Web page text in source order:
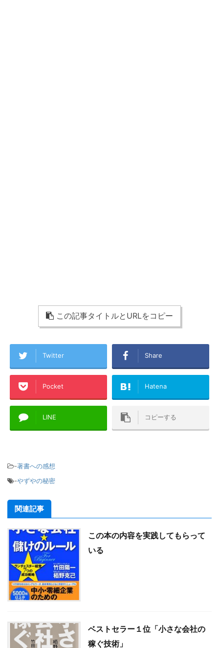
この記事タイトルとURLをコピー
Twitter Share
Pocket Hatena
LINE コピーする
-著書への感想
-やずやの秘密
関連記事
この本の内容を実践してもらって
いる
ベストセラー１位「小さな会社の
稼ぐ技術」